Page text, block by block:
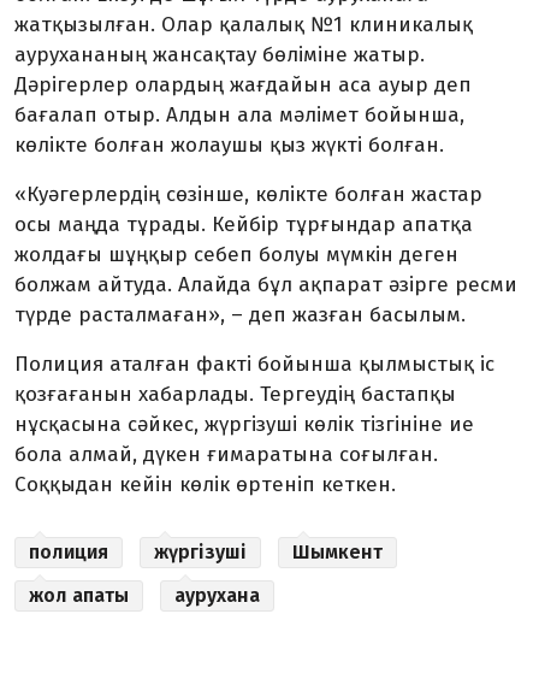
жатқызылған. Олар қалалық №1 клиникалық
аурухананың жансақтау бөліміне жатыр.
Дәрігерлер олардың жағдайын аса ауыр деп
бағалап отыр. Алдын ала мәлімет бойынша,
көлікте болған жолаушы қыз жүкті болған.
«Куәгерлердің сөзінше, көлікте болған жастар
осы маңда тұрады. Кейбір тұрғындар апатқа
жолдағы шұңқыр себеп болуы мүмкін деген
болжам айтуда. Алайда бұл ақпарат әзірге ресми
түрде расталмаған», – деп жазған басылым.
Полиция аталған факті бойынша қылмыстық іс
қозғағанын хабарлады. Тергеудің бастапқы
нұсқасына сәйкес, жүргізуші көлік тізгініне ие
бола алмай, дүкен ғимаратына соғылған.
Соққыдан кейін көлік өртеніп кеткен.
полиция жүргізуші
Шымкент
жол апаты
аурухана